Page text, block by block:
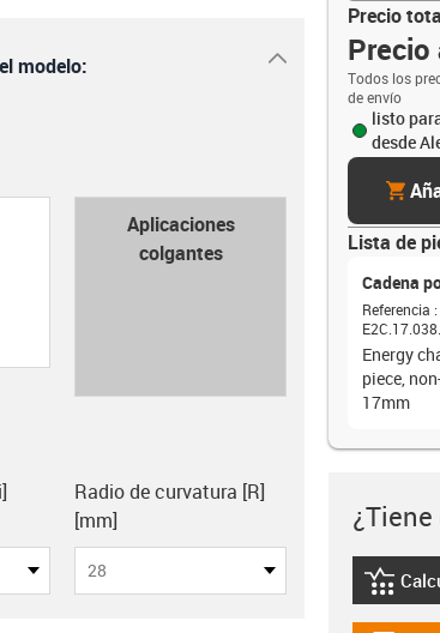
Precio
Precio
Todos los
de envío
listo
desde
cart
Lista de
Cadena
Referencia :
Energy
piece,
17mm
igus-
modelo: igus-icon-
Aplicaciones
colgantes
Radio de curvatura [R]
[mm]
28